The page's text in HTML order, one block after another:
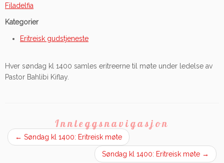
Filadelfia
Kategorier
Eritreisk gudstjeneste
Hver søndag kl 1400 samles eritreerne til møte under ledelse av
Pastor Bahlibi Kiflay.
Innleggsnavigasjon
← Søndag kl 1400: Eritreisk møte
Søndag kl 1400: Eritreisk møte →